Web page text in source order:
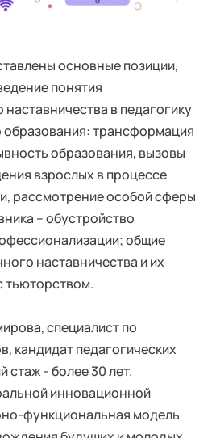
основные позиции,
понятия
в педагогику
трансформация
образования, вызовы
взрослых в процессе
рассмотрение особой сферы
– обустройство
общие
наставничества и их
тьюторством.
специалист по
кандидат педагогических
стаж - более 30 лет.
инновационной
функциональная модель